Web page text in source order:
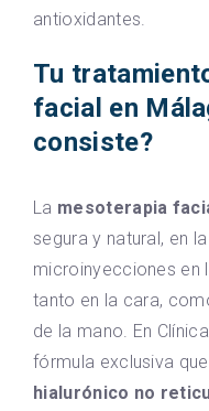
antioxidantes.
Tu
facial en
consiste?
La mesoterapia
segura y natural, en
microinyecciones en
tanto en la cara,
de la mano. En
fórmula exclusiva
hialurónico no